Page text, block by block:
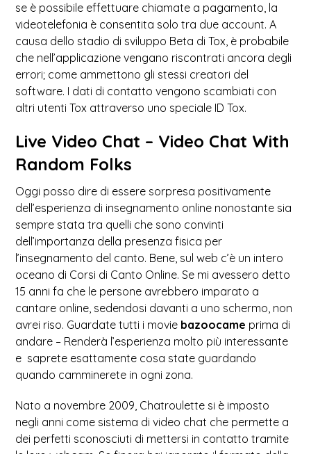
se è possibile effettuare chiamate a pagamento, la
videotelefonia è consentita solo tra due account. A
causa dello stadio di sviluppo Beta di Tox, è probabile
che nell’applicazione vengano riscontrati ancora degli
errori; come ammettono gli stessi creatori del
software. I dati di contatto vengono scambiati con
altri utenti Tox attraverso uno speciale ID Tox.
Live Video Chat – Video Chat With
Random Folks
Oggi posso dire di essere sorpresa positivamente
dell’esperienza di insegnamento online nonostante sia
sempre stata tra quelli che sono convinti
dell’importanza della presenza fisica per
l’insegnamento del canto. Bene, sul web c’è un intero
oceano di Corsi di Canto Online. Se mi avessero detto
15 anni fa che le persone avrebbero imparato a
cantare online, sedendosi davanti a uno schermo, non
avrei riso. Guardate tutti i movie bazoocame prima di
andare – Renderà l’esperienza molto più interessante
e saprete esattamente cosa state guardando
quando camminerete in ogni zona.
Nato a novembre 2009, Chatroulette si è imposto
negli anni come sistema di video chat che permette a
dei perfetti sconosciuti di mettersi in contatto tramite